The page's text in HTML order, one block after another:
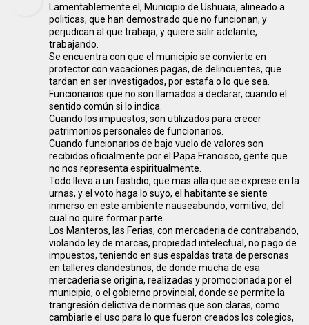
Lamentablemente el, Municipio de Ushuaia, alineado a
politicas, que han demostrado que no funcionan, y
perjudican al que trabaja, y quiere salir adelante,
trabajando.
Se encuentra con que el municipio se convierte en
protector con vacaciones pagas, de delincuentes, que
tardan en ser investigados, por estafa o lo que sea.
Funcionarios que no son llamados a declarar, cuando el
sentido común si lo indica.
Cuando los impuestos, son utilizados para crecer
patrimonios personales de funcionarios.
Cuando funcionarios de bajo vuelo de valores son
recibidos oficialmente por el Papa Francisco, gente que
no nos representa espiritualmente.
Todo lleva a un fastidio, que mas alla que se exprese en la
urnas, y el voto haga lo suyo, el habitante se siente
inmerso en este ambiente nauseabundo, vomitivo, del
cual no quire formar parte.
Los Manteros, las Ferias, con mercaderia de contrabando,
violando ley de marcas, propiedad intelectual, no pago de
impuestos, teniendo en sus espaldas trata de personas
en talleres clandestinos, de donde mucha de esa
mercaderia se origina, realizadas y promocionada por el
municipio, o el gobierno provincial, donde se permite la
trangresión delictiva de normas que son claras, como
cambiarle el uso para lo que fueron creados los colegios,